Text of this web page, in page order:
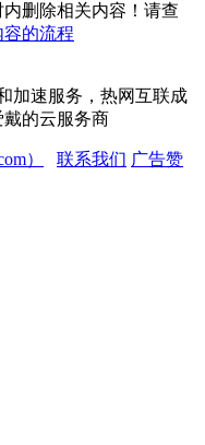
删除相关内容！请查
的流程
加速服务，热网互联成
戴的云服务商
） 联系我们 广告赞